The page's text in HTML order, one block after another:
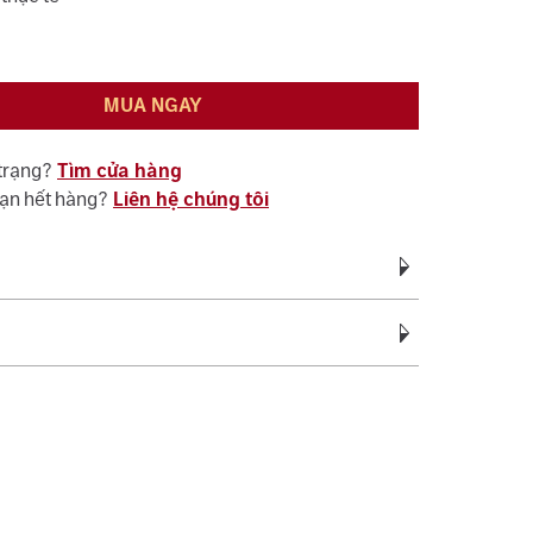
MUA NGAY
Tìm cửa hàng
hết hàng? Liên hệ chúng tôi